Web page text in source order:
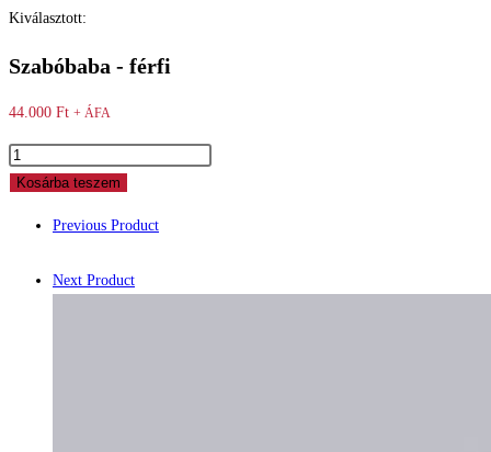
Kiválasztott:
Szabóbaba - férfi
44.000 Ft + ÁFA
Kosárba teszem
Previous Product
Next Product